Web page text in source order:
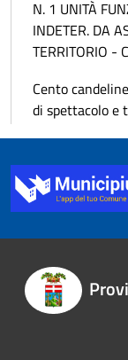
N. 1 UNITÀ
INDETER. DA
TERRITORIO -
Cento
di spettacolo e